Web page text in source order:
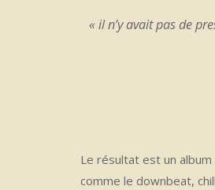
« il n’y avait pas de
Le résultat est un
comme le downbeat,